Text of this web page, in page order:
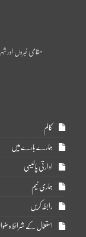
مقامی خبروں اور
کالم
ہمارے بارے میں
ادارتی پالیسی
ہماری ٹیم
رابطہ کریں
استعمال کے شرائط و